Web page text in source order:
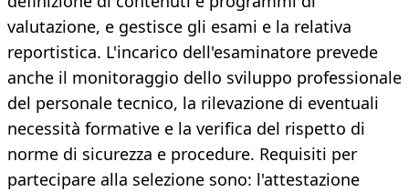
valutazione, e gestisce gli esami e la relativa
reportistica. L'incarico dell'esaminatore prevede
anche il monitoraggio dello sviluppo professionale
del personale tecnico, la rilevazione di eventuali
necessità formative e la verifica del rispetto di
norme di sicurezza e procedure. Requisiti per
partecipare alla selezione sono: l'attestazione